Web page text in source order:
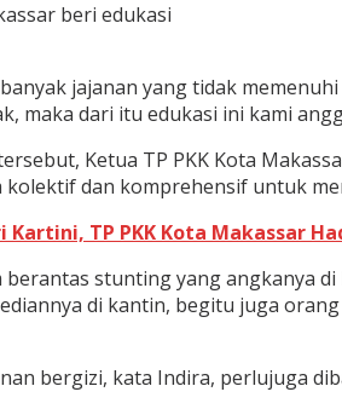
beri edukasi
jajanan yang tidak
maka dari itu edukasi ini kami
Ketua TP PKK Kota
dan komprehensif untuk
TP PKK Kota Makassar
stunting yang angkanya
di kantin, begitu juga
bergizi, kata Indira, perlujuga